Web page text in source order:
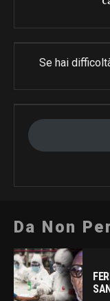
Se hai
Da Non